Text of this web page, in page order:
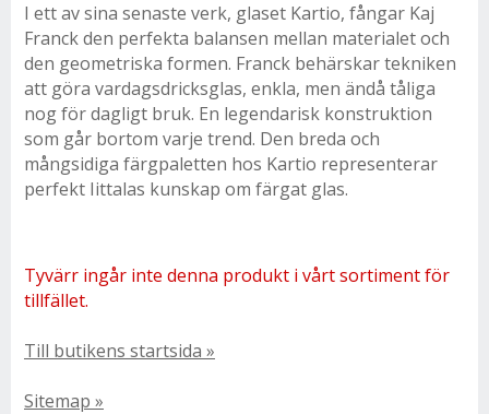
I ett av sina senaste verk, glaset Kartio, fångar Kaj
Franck den perfekta balansen mellan materialet och
den geometriska formen. Franck behärskar tekniken
att göra vardagsdricksglas, enkla, men ändå tåliga
nog för dagligt bruk. En legendarisk konstruktion
som går bortom varje trend. Den breda och
mångsidiga färgpaletten hos Kartio representerar
perfekt Iittalas kunskap om färgat glas.
Tyvärr ingår inte denna produkt i vårt sortiment för
tillfället.
Till butikens startsida »
Sitemap »